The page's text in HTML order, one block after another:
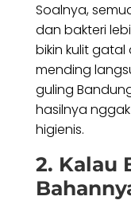
Soalnya,
dan bakteri
bikin kulit
mending
guling
hasilnya
higienis.
2. Kalau